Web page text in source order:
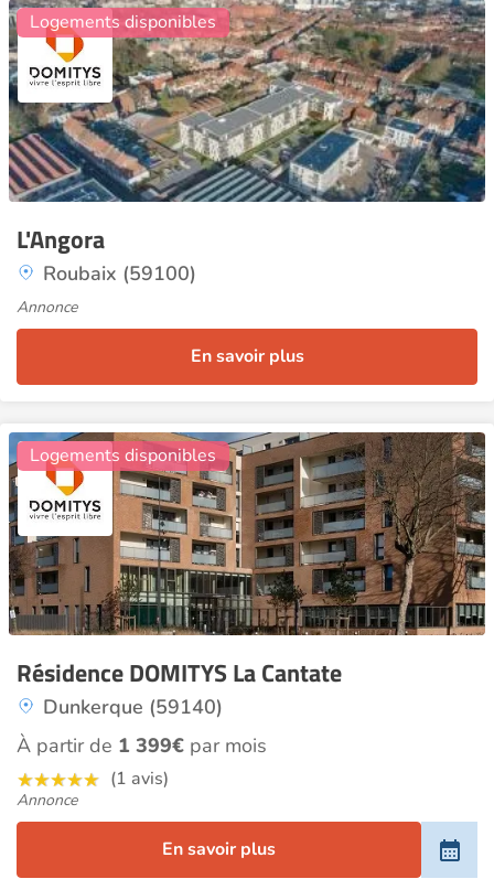
L'Angora
Roubaix (59100)
Logements disponibles
Annonce
En savoir plus
Résidence DOMITYS La Cantate
Dunkerque (59140)
Logements disponibles
À partir de 1 399€ par mois
(1 avis)
Annonce
En savoir plus